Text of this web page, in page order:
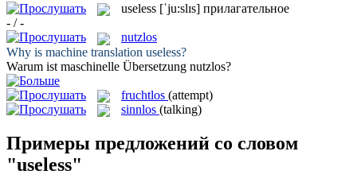
useless [ˈju:slɪs] прилагательное
- / -
nutzlos
Why is machine translation useless?
Warum ist maschinelle Übersetzung nutzlos?
fruchtlos (attempt)
sinnlos (talking)
Примеры предложений со словом
"useless"